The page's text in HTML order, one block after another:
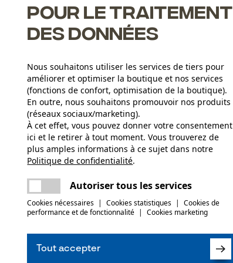
Nombre de pièces
1 pcs
Secteur
sylviculture, villes et communes, agriculture
Composition du matériau
Acier au carbone
Recommander ce produit
pour le traitement
des données
Nous souhaitons utiliser les services de tiers pour
améliorer et optimiser la boutique et nos services
(fonctions de confort, optimisation de la boutique).
En outre, nous souhaitons promouvoir nos produits
(réseaux sociaux/marketing).
À cet effet, vous pouvez donner votre consentement
ici et le retirer à tout moment. Vous trouverez de
plus amples informations à ce sujet dans notre
Politique de confidentialité.
Autoriser tous les services
Cookies nécessaires | Cookies statistiques |
Cookies de
performance et de fonctionnalité | Cookies marketing
Tout accepter
Une erreur s'est produite. Veuillez essayer
encore.
partager